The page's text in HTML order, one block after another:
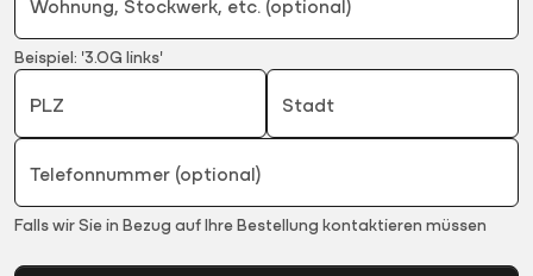
Beispiel: '3.OG links'
PLZ Stadt
Telefonnummer (optional)
Falls wir Sie in Bezug auf Ihre Bestellung kontaktieren müssen